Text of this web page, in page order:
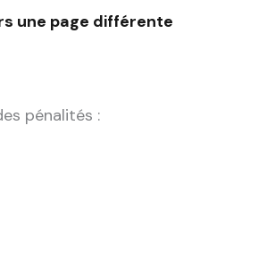
une page différente
pénalités :